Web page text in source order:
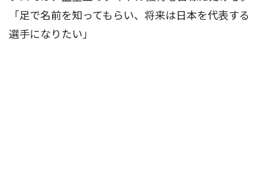
「足で名前を知ってもらい、将来は日本を代表する
選手になりたい」